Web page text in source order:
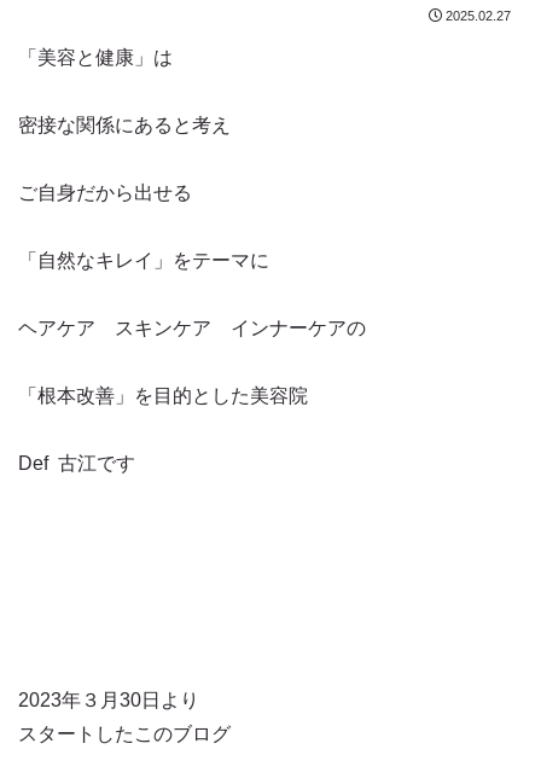
2025.02.27
「美容と健康」は
密接な関係にあると考え
ご自身だから出せる
「自然なキレイ」をテーマに
ヘアケア スキンケア インナーケアの
「根本改善」を目的とした美容院
Def 古江です
2023年３月30日より
スタートしたこのブログ